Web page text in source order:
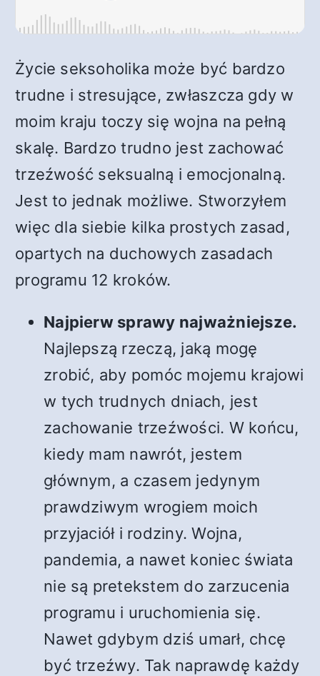
Życie seksoholika może być bardzo
trudne i stresujące, zwłaszcza gdy w
moim kraju toczy się wojna na pełną
skalę. Bardzo trudno jest zachować
trzeźwość seksualną i emocjonalną.
Jest to jednak możliwe. Stworzyłem
więc dla siebie kilka prostych zasad,
opartych na duchowych zasadach
programu 12 kroków.
Najpierw sprawy najważniejsze.
Najlepszą rzeczą, jaką mogę
zrobić, aby pomóc mojemu krajowi
w tych trudnych dniach, jest
zachowanie trzeźwości. W końcu,
kiedy mam nawrót, jestem
głównym, a czasem jedynym
prawdziwym wrogiem moich
przyjaciół i rodziny. Wojna,
pandemia, a nawet koniec świata
nie są pretekstem do zarzucenia
programu i uruchomienia się.
Nawet gdybym dziś umarł, chcę
być trzeźwy. Tak naprawdę każdy